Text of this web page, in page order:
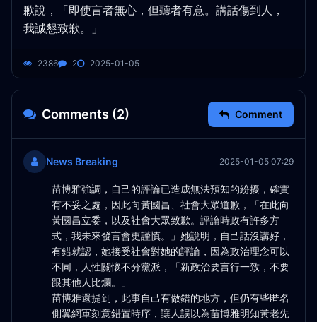
歉說，「即使言者無心，但聽者有意。講話傷到人，
我誠懇致歉。」
2386 2 2025-01-05
Comments (2) Comment
News Breaking 2025-01-05 07:29
苗博雅強調，自己的評論已造成無法預知的紛擾，確實
有不妥之處，因此向黃國昌、社會大眾道歉，「在此向
黃國昌立委，以及社會大眾致歉。評論時政有許多方
式，我未來發言會更謹慎。」她說明，自己話沒講好，
有錯就認，她接受社會對她的評論，因為政治理念可以
不同，人性關懷不分黨派，「新政治要言行一致，不要
跟其他人比爛。」
苗博雅還提到，此事自己有做錯的地方，但仍有些匿名
側翼網軍刻意錯置時序，讓人誤以為苗博雅明知黃老先